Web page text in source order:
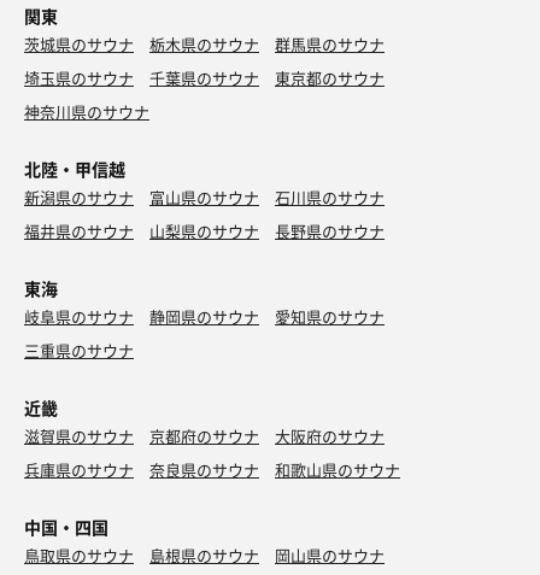
関東
茨城県のサウナ 栃木県のサウナ
群馬県のサウナ
埼玉県のサウナ
千葉県のサウナ
東京都のサウナ
神奈川県のサウナ
北陸・甲信越
新潟県のサウナ 富山県のサウナ
石川県のサウナ
福井県のサウナ
山梨県のサウナ 長野県のサウナ
東海
岐阜県のサウナ 静岡県のサウナ
愛知県のサウナ
三重県のサウナ
近畿
滋賀県のサウナ 京都府のサウナ
大阪府のサウナ
兵庫県のサウナ
奈良県のサウナ 和歌山県のサウナ
中国・四国
鳥取県のサウナ 島根県のサウナ
岡山県のサウナ